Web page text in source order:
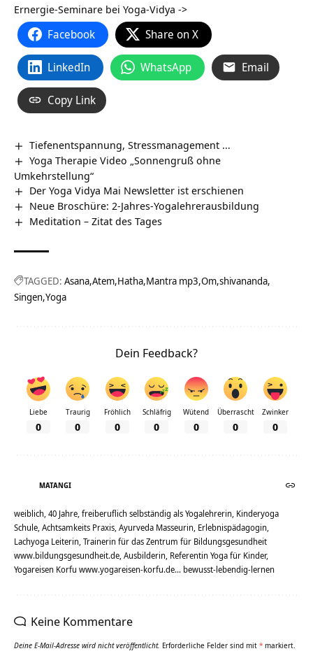
Ernergie-Seminare bei Yoga-Vidya ->
Facebook Share on X
LinkedIn WhatsApp Email
Copy Link
Tiefenentspannung, Stressmanagement …
Yoga Therapie Video „Sonnengruß ohne
Umkehrstellung“
Der Yoga Vidya Mai Newsletter ist erschienen
Neue Broschüre: 2-Jahres-Yogalehrerausbildung
Meditation – Zitat des Tages
TAGGED: Asana Atem Hatha Mantra mp3 Om shivananda
Singen Yoga
Dein Feedback?
Liebe
0
Traurig
0
Fröhlich
0
Schläfrig
0
Wütend
0
Überrascht
0
Zwinker
0
MATANGI
weiblich, 40 Jahre, freiberuflich selbständig als Yogalehrerin, Kinderyoga
Schule, Achtsamkeits Praxis, Ayurveda Masseurin, Erlebnispädagogin,
Lachyoga Leiterin, Trainerin für das Zentrum für Bildungsgesundheit
www.bildungsgesundheit.de, Ausbilderin, Referentin Yoga für Kinder,
Yogareisen Korfu www.yogareisen-korfu.de... bewusst-lebendig-lernen
Keine Kommentare
Deine E-Mail-Adresse wird nicht veröffentlicht. Erforderliche Felder sind mit * markiert.